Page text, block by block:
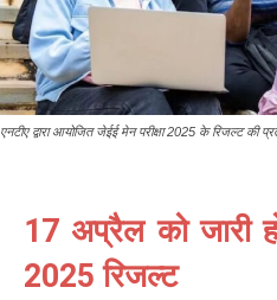
एनटीए द्वारा आयोजित जेईई मेन परीक्षा 2025 के रिजल्ट की
17 अप्रैल को जारी
2025 रिजल्ट